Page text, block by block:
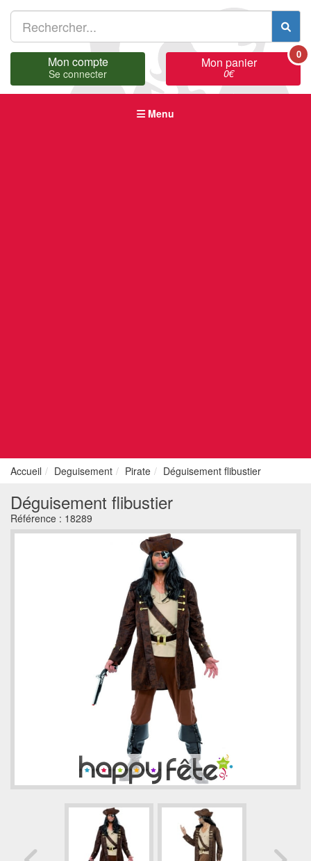
Mon compte
Se connecter
Mon panier
0€
0
Menu
Accueil Deguisement Pirate Déguisement flibustier
Déguisement flibustier
Référence : 18289